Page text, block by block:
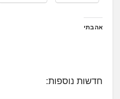
אהבתי
חדשות נוספות: